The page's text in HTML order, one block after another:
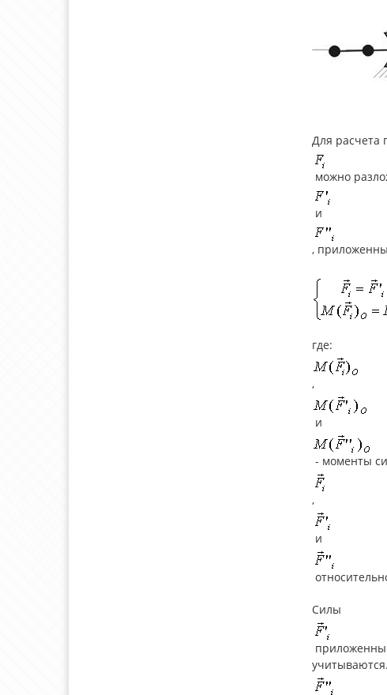
Для расчета
можно
и
,
где:
,
и
- моменты
,
и
Силы